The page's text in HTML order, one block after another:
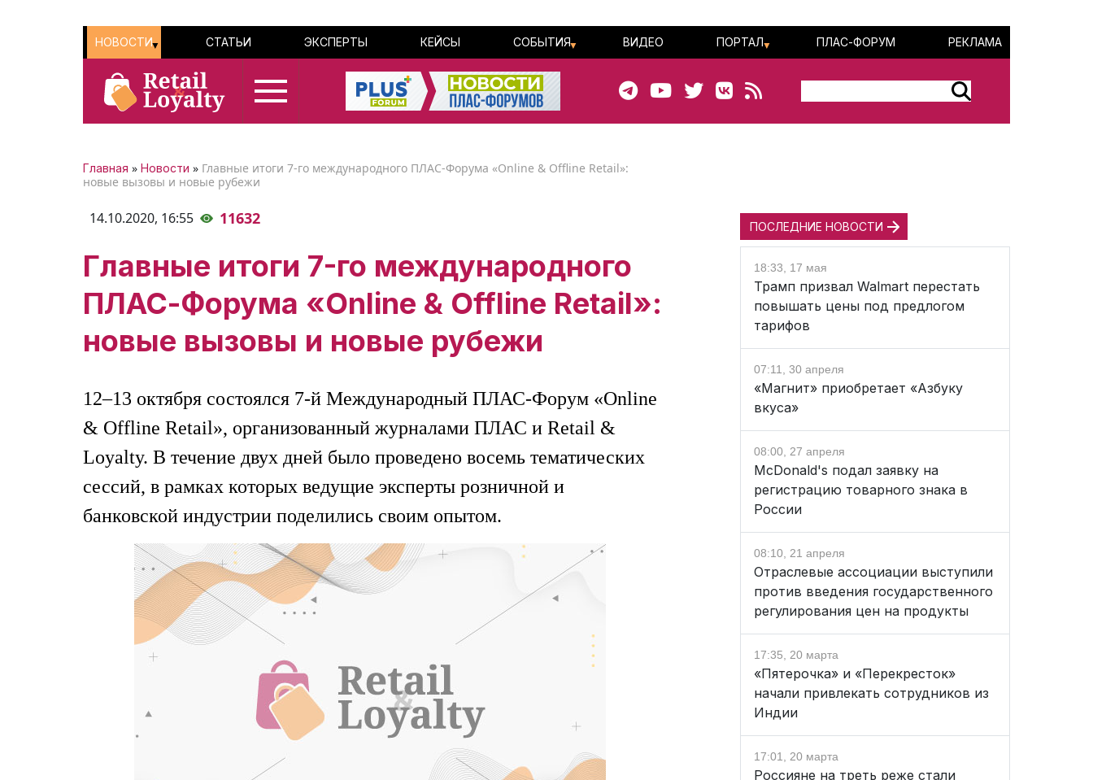
НОВОСТИ СТАТЬИ ЭКСПЕРТЫ КЕЙСЫ СОБЫТИЯ ВИДЕО ПОРТАЛ ПЛАС-ФОРУМ РЕКЛАМА
Главная » Новости » Главные итоги 7-го международного ПЛАС-Форума «Online & Offline Retail»:
новые вызовы и новые рубежи
14.10.2020, 16:55 11632
Главные итоги 7-го международного
ПЛАС-Форума «Online & Offline Retail»:
новые вызовы и новые рубежи
12–13 октября состоялся 7-й Международный ПЛАС-Форум «Online
& Offline Retail», организованный журналами ПЛАС и Retail &
Loyalty. В течение двух дней было проведено восемь тематических
сессий, в рамках которых ведущие эксперты розничной и
банковской индустрии поделились своим опытом.
ПОСЛЕДНИЕ НОВОСТИ
18:33, 17 мая
Трамп призвал Walmart перестать
повышать цены под предлогом
тарифов
07:11, 30 апреля
«Магнит» приобретает «Азбуку
вкуса»
08:00, 27 апреля
McDonald's подал заявку на
регистрацию товарного знака в
России
08:10, 21 апреля
Отраслевые ассоциации выступили
против введения государственного
регулирования цен на продукты
17:35, 20 марта
«Пятерочка» и «Перекресток»
начали привлекать сотрудников из
Индии
17:01, 20 марта
Россияне на треть реже стали